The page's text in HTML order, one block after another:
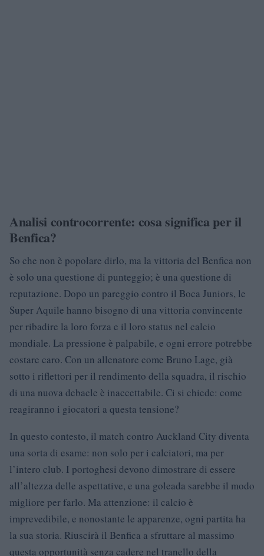
Analisi controcorrente: cosa significa per il
Benfica?
So che non è popolare dirlo, ma la vittoria del Benfica non
è solo una questione di punteggio; è una questione di
reputazione. Dopo un pareggio contro il Boca Juniors, le
Super Aquile hanno bisogno di una vittoria convincente
per ribadire la loro forza e il loro status nel calcio
mondiale. La pressione è palpabile, e ogni errore potrebbe
costare caro. Con un allenatore come Bruno Lage, già
sotto i riflettori per il rendimento della squadra, il rischio
di una nuova debacle è inaccettabile. Ci si chiede: come
reagiranno i giocatori a questa tensione?
In questo contesto, il match contro Auckland City diventa
una sorta di esame: non solo per i calciatori, ma per
l’intero club. I portoghesi devono dimostrare di essere
all’altezza delle aspettative, e una goleada sarebbe il modo
migliore per farlo. Ma attenzione: il calcio è
imprevedibile, e nonostante le apparenze, ogni partita ha
la sua storia. Riuscirà il Benfica a sfruttare al massimo
questa opportunità senza cadere nel tranello della